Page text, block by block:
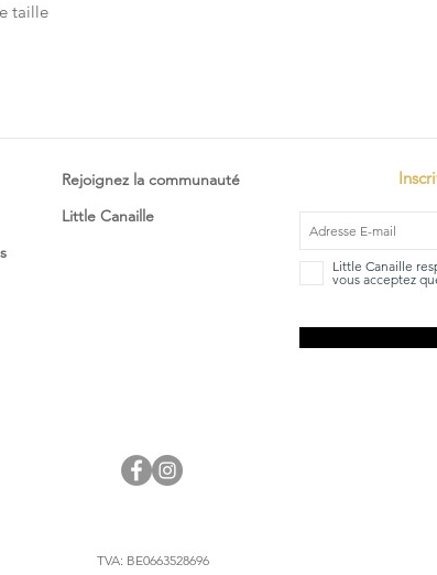
taille
Rejoignez la communauté
Little Canaille
Little Canaille
vous acceptez
TVA: BE0663528696